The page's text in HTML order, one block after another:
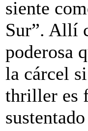
siente
Sur”. Allí
poderosa
la cárcel
thriller es